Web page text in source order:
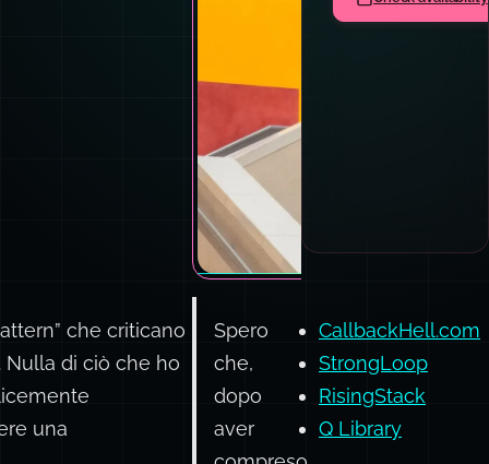
code quality
che criticano
Nulla di ciò che ho
una
Spero
che,
dopo
aver
CallbackHell.com
StrongLoop
RisingStack
Q Library